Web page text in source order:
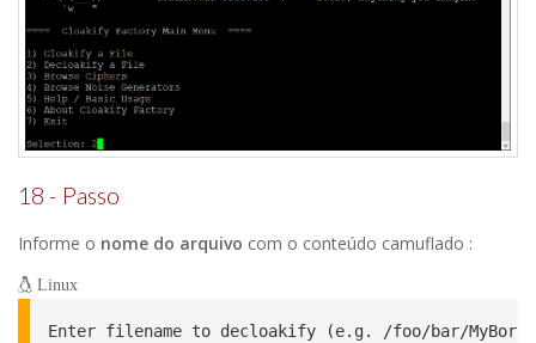
18 - Passo
Informe o nome do arquivo com o conteúdo camuflado :
Linux
Enter filename to decloakify (e.g. /foo/bar/